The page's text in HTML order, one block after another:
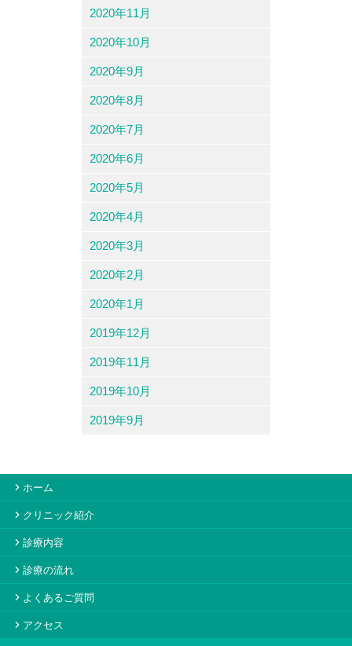
2020年11月
2020年10月
2020年9月
2020年8月
2020年7月
2020年6月
2020年5月
2020年4月
2020年3月
2020年2月
2020年1月
2019年12月
2019年11月
2019年10月
2019年9月
ホーム
クリニック紹介
診療内容
診療の流れ
よくあるご質問
アクセス